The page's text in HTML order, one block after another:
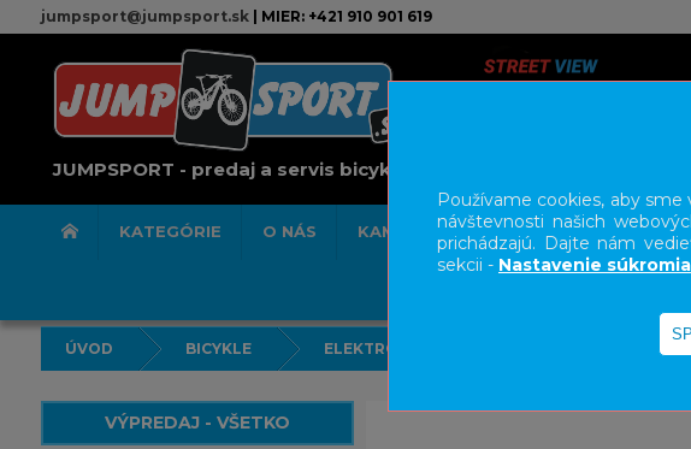
jumpsport@jumpsport.sk| MIER: +421 910 901 619
JUMPSPORT - predaj a servis bicyklov
KATEGÓRIE O NÁS KAMENNÁ PREDAJNA SERVIS
ÚVOD BICYKLE ELEKTROBICYKLE E-BIKE KROSOVÉ,
VÝPREDAJ - VŠETKO
Používame cookies, aby sme
návštevnosti našich
prichádzajú. Dajte nám
sekcii - Nastavenie súkromia